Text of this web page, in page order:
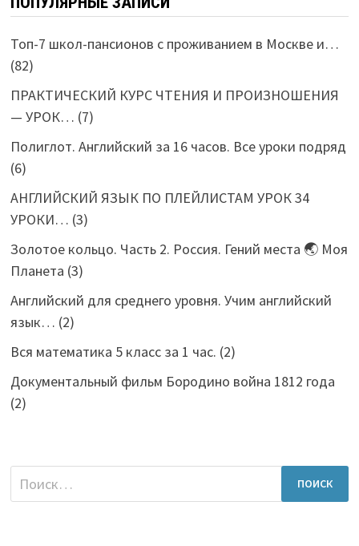
Топ-7 школ-пансионов с проживанием в Москве и…
(82)
ПРАКТИЧЕСКИЙ КУРС ЧТЕНИЯ И ПРОИЗНОШЕНИЯ
— УРОК… (7)
Полиглот. Английский за 16 часов. Все уроки подряд
(6)
АНГЛИЙСКИЙ ЯЗЫК ПО ПЛЕЙЛИСТАМ УРОК 34
УРОКИ… (3)
Золотое кольцо. Часть 2. Россия. Гений места 🌏 Моя
Планета (3)
Английский для среднего уровня. Учим английский
язык… (2)
Вся математика 5 класс за 1 час. (2)
Документальный фильм Бородино война 1812 года
(2)
Найти: